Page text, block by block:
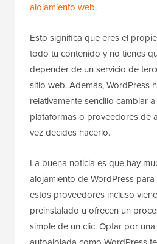
alojamiento web.
Esto significa que eres el
todo tu contenido y no tienes
depender de un servicio de
sitio web. Además, WordPress
relativamente sencillo cambiar
plataformas o proveedores de
vez decides hacerlo.
La buena noticia es que hay
alojamiento de WordPress
estos proveedores incluso
preinstalado u ofrecen un
simple de un clic. Optar por